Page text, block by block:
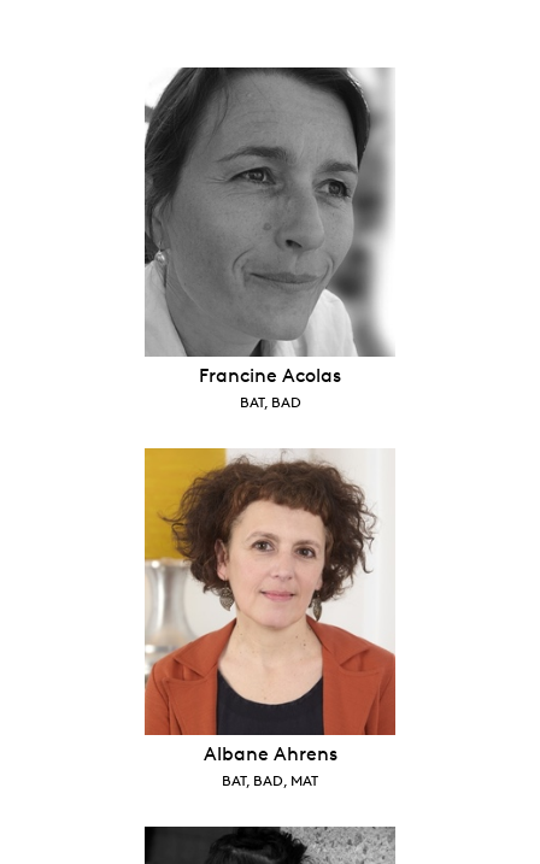
Francine Acolas
BAT, BAD
Albane Ahrens
BAT, BAD, MAT